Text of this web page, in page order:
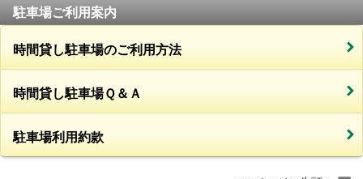
駐車場ご利用案内
時間貸し駐車場のご利用方法
時間貸し駐車場Ｑ＆Ａ
駐車場利用約款